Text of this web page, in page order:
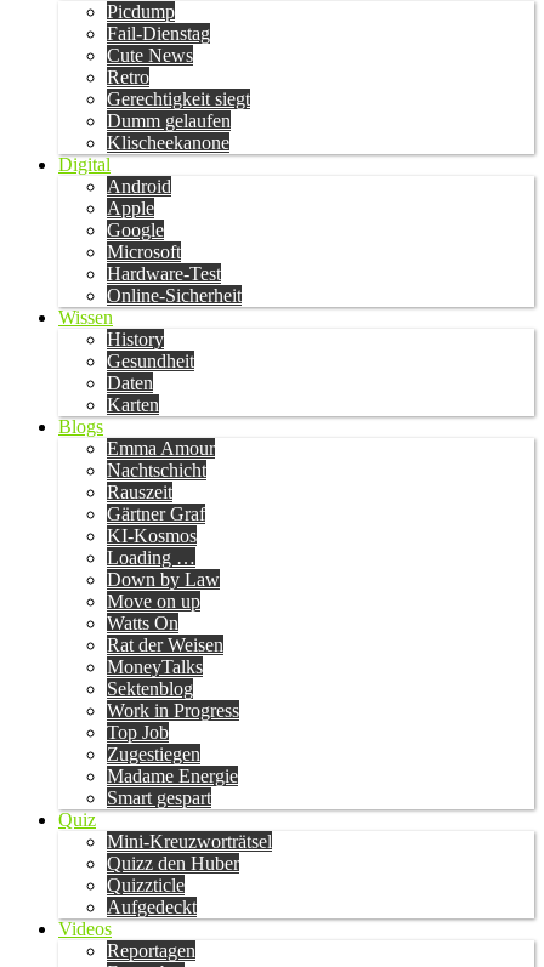
Picdump
Fail-Dienstag
Cute News
Retro
Gerechtigkeit siegt
Dumm gelaufen
Klischeekanone
Digital
Android
Apple
Google
Microsoft
Hardware-Test
Online-Sicherheit
Wissen
History
Gesundheit
Daten
Karten
Blogs
Emma Amour
Nachtschicht
Rauszeit
Gärtner Graf
KI-Kosmos
Loading …
Down by Law
Move on up
Watts On
Rat der Weisen
MoneyTalks
Sektenblog
Work in Progress
Top Job
Zugestiegen
Madame Energie
Smart gespart
Quiz
Mini-Kreuzworträtsel
Quizz den Huber
Quizzticle
Aufgedeckt
Videos
Reportagen